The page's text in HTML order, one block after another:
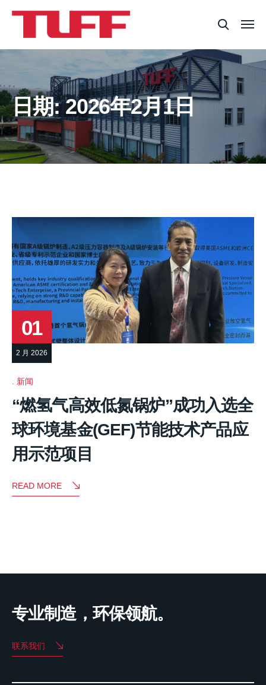
日期:2026年2月1日
01
2 月 2026
新闻
“燃氢气高效低氮锅炉”成功入选全
球环境基金(GEF)节能技术产品应
用示范项目
READ MORE
专业制造，环保领航。
联系我们